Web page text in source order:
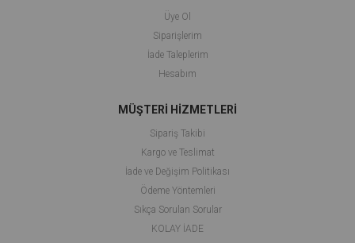
Üye Ol
Siparişlerim
İade Taleplerim
Hesabım
MÜŞTERİ HİZMETLERİ
Sipariş Takibi
Kargo ve Teslimat
İade ve Değişim Politikası
Ödeme Yöntemleri
Sıkça Sorulan Sorular
KOLAY İADE